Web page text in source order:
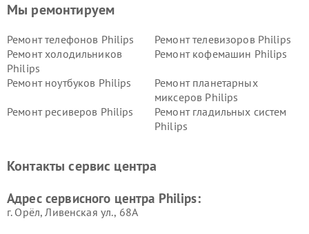
Мы ремонтируем
Ремонт телефонов Philips
Ремонт телевизоров Philips
Ремонт холодильников
Philips
Ремонт кофемашин Philips
Ремонт ноутбуков Philips
Ремонт планетарных
миксеров Philips
Ремонт ресиверов Philips
Ремонт гладильных систем
Philips
Ремонт стиральных машин
Ремонт увлажнителей
Контакты сервис центра
Адрес сервисного центра Philips:
г. Орёл, Ливенская ул., 68А